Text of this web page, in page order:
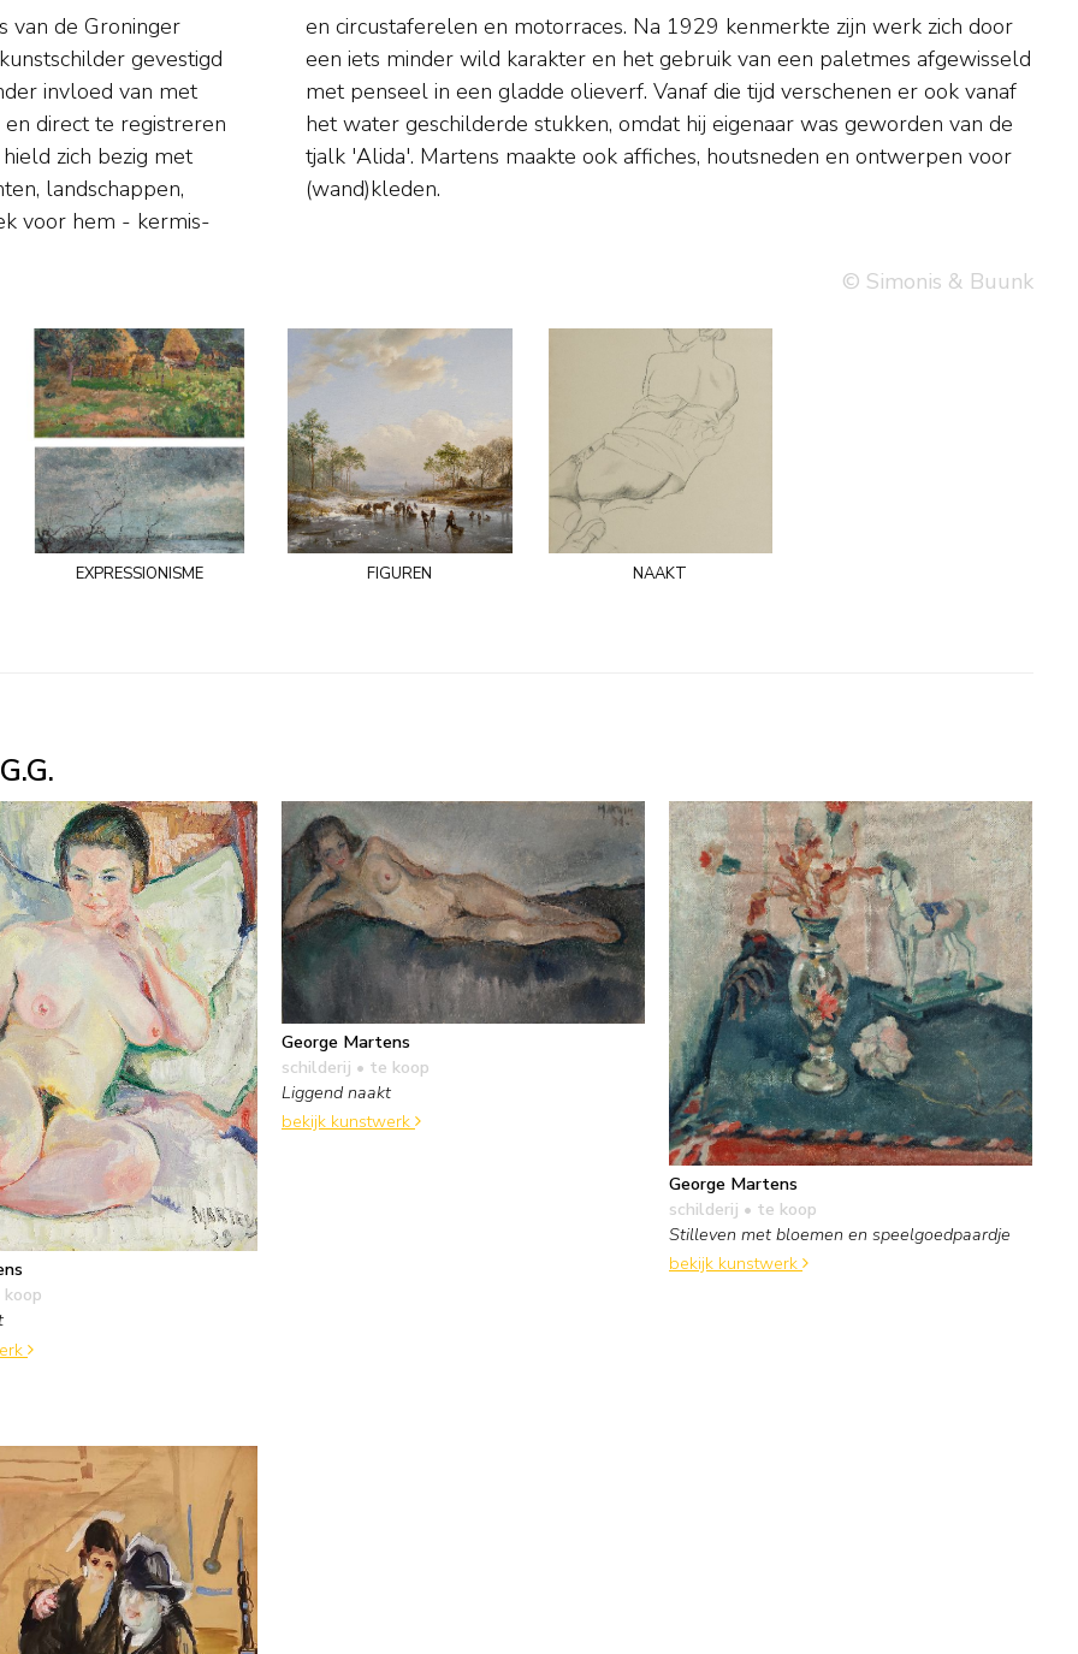
van de Groninger
gevestigd
invloed van met
direct te registreren
zich bezig met
landschappen,
voor hem - kermis-
werk zich door
paletmes afgewisseld
er ook vanaf
was geworden van de
en ontwerpen voor
(wand)kleden.
© Simonis & Buunk
expressionisme figuren naakt
George Martens
schilderij • te koop
Liggend naakt
bekijk kunstwerk
George Martens
schilderij • te koop
Stilleven met bloemen en speelgoedpaardje
bekijk kunstwerk